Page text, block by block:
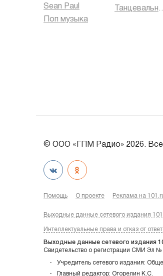
Sean Paul
Поп музыка
© ООО «ГПМ Радио» 2026.
Помощь О проекте Реклама на
Выходные данные сетевого издания
Интеллектуальные права и отказ от
Выходные данные сетевого издания
Свидетельство о регистрации СМИ Эл
Учредитель сетевого издания:
Главный редактор: Огорелин К.С.